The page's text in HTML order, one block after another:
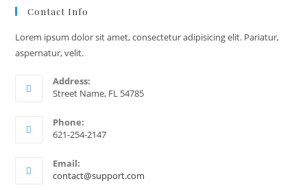
Contact Info
Lorem ipsum dolor sit amet, consectetur adipisicing elit. Pariatur,
aspernatur, velit.
Address:
Street Name, FL 54785
Phone:
621-254-2147
Email:
contact@support.com